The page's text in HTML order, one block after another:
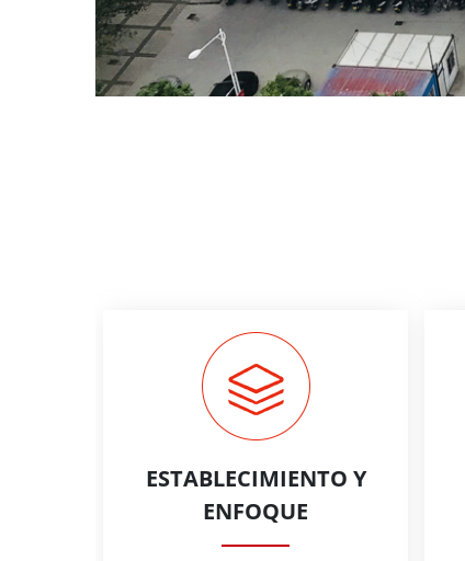
ESTABLECIMIENTO Y
ENFOQUE